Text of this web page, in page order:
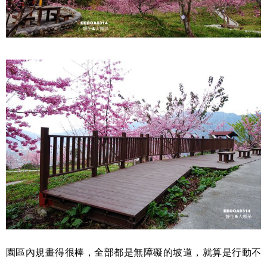
園區內規畫得很棒，全部都是無障礙的坡道，就算是行動不